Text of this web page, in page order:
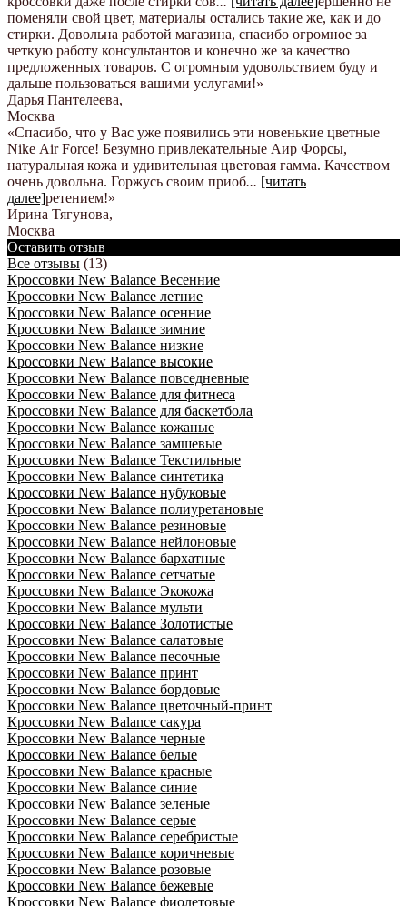
поменяли свой цвет, материалы остались такие же, как и до
стирки. Довольна работой магазина, спасибо огромное за
четкую работу консультантов и конечно же за качество
предложенных товаров. С огромным удовольствием буду и
дальше пользоваться вашими услугами!»
Дарья Пантелеева,
Москва
«Спасибо, что у Вас уже появились эти новенькие цветные
Nike Аir Force! Безумно привлекательные Аир Форсы,
натуральная кожа и удивительная цветовая гамма. Качеством
очень довольна. Горжусь своим приоб... [читать
далее]ретением!»
Ирина Тягунова,
Москва
Оставить отзыв
Все отзывы (13)
Кроссовки New Balance Весенние
Кроссовки New Balance летние
Кроссовки New Balance осенние
Кроссовки New Balance зимние
Кроссовки New Balance низкие
Кроссовки New Balance высокие
Кроссовки New Balance повседневные
Кроссовки New Balance для фитнеса
Кроссовки New Balance для баскетбола
Кроссовки New Balance кожаные
Кроссовки New Balance замшевые
Кроссовки New Balance Текстильные
Кроссовки New Balance синтетика
Кроссовки New Balance нубуковые
Кроссовки New Balance полиуретановые
Кроссовки New Balance резиновые
Кроссовки New Balance нейлоновые
Кроссовки New Balance бархатные
Кроссовки New Balance сетчатые
Кроссовки New Balance Экокожа
Кроссовки New Balance мульти
Кроссовки New Balance Золотистые
Кроссовки New Balance салатовые
Кроссовки New Balance песочные
Кроссовки New Balance принт
Кроссовки New Balance бордовые
Кроссовки New Balance цветочный-принт
Кроссовки New Balance сакура
Кроссовки New Balance черные
Кроссовки New Balance белые
Кроссовки New Balance красные
Кроссовки New Balance синие
Кроссовки New Balance зеленые
Кроссовки New Balance серые
Кроссовки New Balance серебристые
Кроссовки New Balance коричневые
Кроссовки New Balance розовые
Кроссовки New Balance бежевые
Кроссовки New Balance фиолетовые